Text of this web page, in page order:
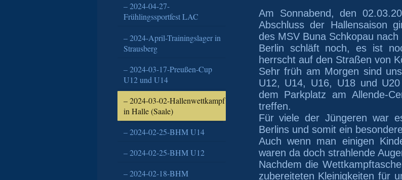
Am Sonnabend, den
Abschluss der Hallensaison
des MSV Buna Schkopau nach
Berlin schläft noch, es ist
herrscht auf den Straßen von
Sehr früh am Morgen sind
U12, U14, U16, U18 und U20
dem Parkplatz am Allende-
treffen.
Für viele der Jüngeren war
Berlins und somit ein
Auch wenn man
einigen
waren da doch strahlende
Nachdem die
zubereiteten Kleinigkeiten für
2024-04-27-
Frühlingssportfest LAC
2024-April-Trainingslager in
Strausberg
2024-03-17-Preußen-Cup
U12 und U14
2024-03-02-Hallenwettkampf
in Halle (Saale)
2024-02-25-BHM U14
2024-02-25-BHM U12
2024-02-18-BHM